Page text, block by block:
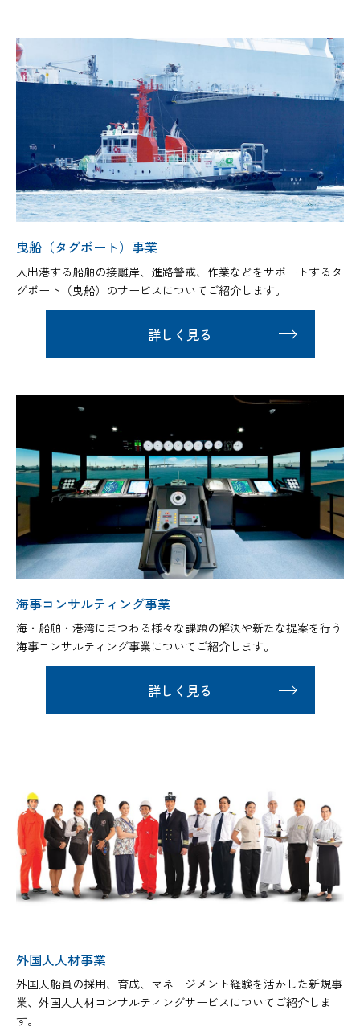
曳船（タグボート）事業
入出港する船舶の接離岸、進路警戒、作業などをサポートするタ
グボート（曳船）のサービスについてご紹介します。
詳しく見る
海事コンサルティング事業
海・船舶・港湾にまつわる様々な課題の解決や新たな提案を行う
海事コンサルティング事業についてご紹介します。
詳しく見る
外国人人材事業
外国人船員の採用、育成、マネージメント経験を活かした新規事
業、外国人人材コンサルティングサービスについてご紹介しま
す。